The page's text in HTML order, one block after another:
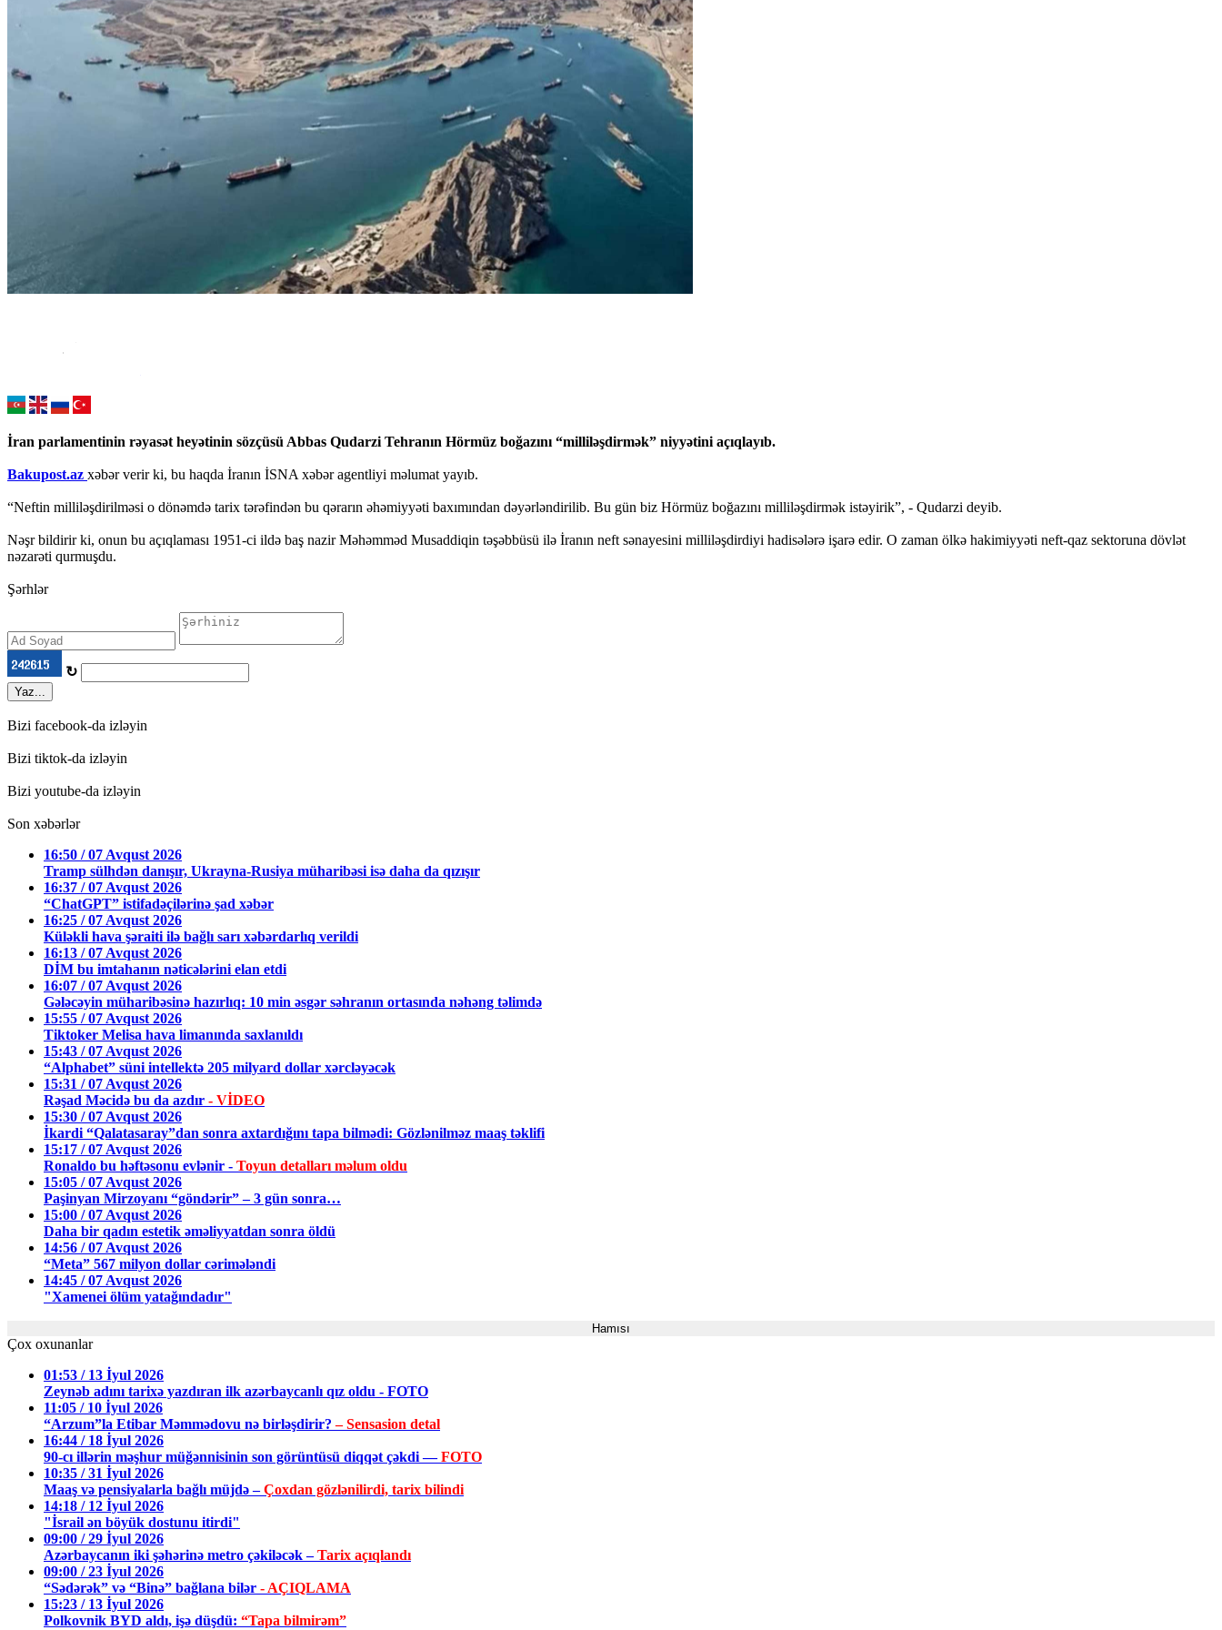
İran parlamentinin rəyasət heyətinin sözçüsü Abbas Qudarzi Tehranın Hörmüz boğazını “milliləşdirmək” niyyətini açıqlayıb.
Bakupost.az xəbər verir ki, bu haqda İranın İSNA xəbər agentliyi məlumat yayıb.
“Neftin milliləşdirilməsi o dönəmdə tarix tərəfindən bu qərarın əhəmiyyəti baxımından dəyərləndirilib. Bu gün biz Hörmüz boğazını milliləşdirmək istəyirik”, - Qudarzi deyib.
Nəşr bildirir ki, onun bu açıqlaması 1951-ci ildə baş nazir Məhəmməd Musaddiqin təşəbbüsü ilə İranın neft sənayesini milliləşdirdiyi hadisələrə işarə edir. O zaman ölkə hakimiyyəti neft-qaz sektoruna dövlət
nəzarəti qurmuşdu.
Şərhlər
↻
Yaz...
Bizi facebook-da izləyin
Bizi tiktok-da izləyin
Bizi youtube-da izləyin
Son xəbərlər
16:50 / 07 Avqust 2026
Tramp sülhdən danışır, Ukrayna-Rusiya müharibəsi isə daha da qızışır
16:37 / 07 Avqust 2026
“ChatGPT” istifadəçilərinə şad xəbər
16:25 / 07 Avqust 2026
Küləkli hava şəraiti ilə bağlı sarı xəbərdarlıq verildi
16:13 / 07 Avqust 2026
DİM bu imtahanın nəticələrini elan etdi
16:07 / 07 Avqust 2026
Gələcəyin müharibəsinə hazırlıq: 10 min əsgər səhranın ortasında nəhəng təlimdə
15:55 / 07 Avqust 2026
Tiktoker Melisa hava limanında saxlanıldı
15:43 / 07 Avqust 2026
“Alphabet” süni intellektə 205 milyard dollar xərcləyəcək
15:31 / 07 Avqust 2026
Rəşad Məcidə bu da azdır - VİDEO
15:30 / 07 Avqust 2026
İkardi “Qalatasaray”dan sonra axtardığını tapa bilmədi: Gözlənilməz maaş təklifi
15:17 / 07 Avqust 2026
Ronaldo bu həftəsonu evlənir - Toyun detalları məlum oldu
15:05 / 07 Avqust 2026
Paşinyan Mirzoyanı “göndərir” – 3 gün sonra…
15:00 / 07 Avqust 2026
Daha bir qadın estetik əməliyyatdan sonra öldü
14:56 / 07 Avqust 2026
“Meta” 567 milyon dollar cərimələndi
14:45 / 07 Avqust 2026
"Xamenei ölüm yatağındadır"
Hamısı
Çox oxunanlar
01:53 / 13 İyul 2026
Zeynəb adını tarixə yazdıran ilk azərbaycanlı qız oldu - FOTO
11:05 / 10 İyul 2026
“Arzum”la Etibar Məmmədovu nə birləşdirir?– Sensasion detal
16:44 / 18 İyul 2026
90-cı illərin məşhur müğənnisinin son görüntüsü diqqət çəkdi —FOTO
10:35 / 31 İyul 2026
Maaş və pensiyalarla bağlı müjdə –Çoxdan gözlənilirdi, tarix bilindi
14:18 / 12 İyul 2026
"İsrail ən böyük dostunu itirdi"
09:00 / 29 İyul 2026
Azərbaycanın iki şəhərinə metro çəkiləcək –Tarix açıqlandı
09:00 / 23 İyul 2026
“Sədərək” və “Binə” bağlana bilər - AÇIQLAMA
15:23 / 13 İyul 2026
Polkovnik BYD aldı, işə düşdü: “Tapa bilmirəm”